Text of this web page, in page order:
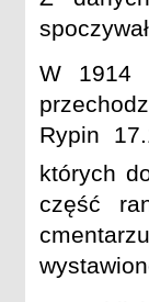
W 1914
Rypin
których
część